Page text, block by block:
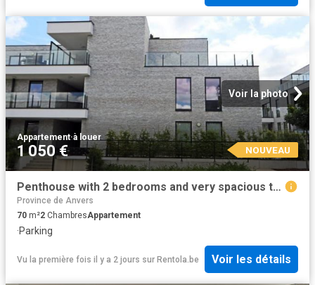
Voir la photo
Appartement·à louer
1 050 € NOUVEAU
Penthouse with 2 bedrooms and very spacious terrace
Province de Anvers
70 m²2 ChambresAppartement
·Parking
Vu la première fois il y a 2 jours sur Rentola.be Voir les détails